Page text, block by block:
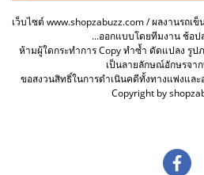
เว็บไซต์ www.shopzabuzz.com / ผลงานรถเ
...ออกแบบโดยทีมงาน ช้อ
ห้ามผู้ใดกระทำการ Copy ทำซ้ำ ดัดแปลง รู
เป็นลายลักษณ์อักษรจา
ขอสงวนสิทธิ์ในการดำเนินคดีทั้งทางแพ่งแล
Copyright by